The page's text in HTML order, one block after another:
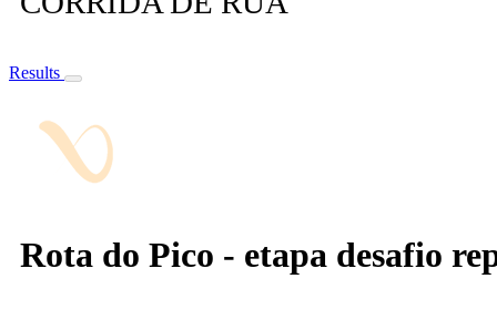
Results
Rota do Pico - etapa desafio